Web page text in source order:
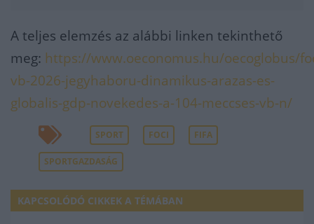
A teljes elemzés az alábbi linken tekinthető
meg: https://www.oeconomus.hu/oecoglobus/
vb-2026-jegyhaboru-dinamikus-arazas-es-
globalis-gdp-novekedes-a-104-meccses-vb-n/
SPORT FOCI FIFA
SPORTGAZDASÁG
KAPCSOLÓDÓ CIKKEK A TÉMÁBAN